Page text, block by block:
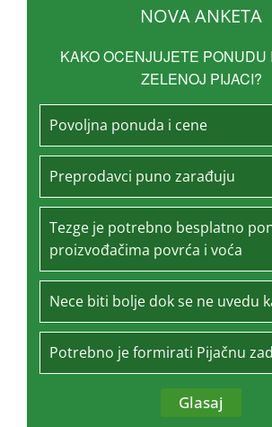
NOVA ANKETA
KAKO OCENJUJETE PONUDU
ZELENOJ PIJACI?
Povoljna ponuda i cene
Preprodavci puno zarađuju
Tezge je potrebno besplatno
proizvođačima povrća i voća
Nece biti bolje dok se ne uvedu
Potrebno je formirati Pijačnu